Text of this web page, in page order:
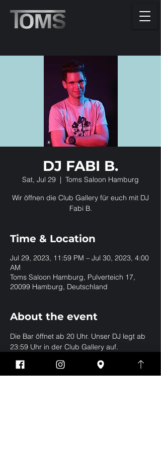
DJ FABI B.
Sat, Jul 29
  |
Toms Saloon Hamburg
Wir öffnen die Club Gallery für euch mit DJ
Fabi B.
Time & Location
Jul 29, 2023, 11:59 PM – Jul 30, 2023, 4:00
AM
Toms Saloon Hamburg, Pulverteich 17,
20099 Hamburg, Deutschland
About the event
Die Bar öffnet ab 20 Uhr. Unser DJ legt ab
23:59 Uhr in der Club Gallery auf.
Share this event